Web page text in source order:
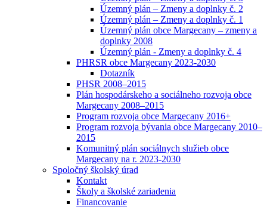
Územný plán – Zmeny a doplnky č. 2
Územný plán – Zmeny a doplnky č. 1
Územný plán obce Margecany – zmeny a
doplnky 2008
Územný plán - Zmeny a doplnky č. 4
PHRSR obce Margecany 2023-2030
Dotazník
PHSR 2008–2015
Plán hospodárskeho a sociálneho rozvoja obce
Margecany 2008–2015
Program rozvoja obce Margecany 2016+
Program rozvoja bývania obce Margecany 2010–
2015
Komunitný plán sociálnych služieb obce
Margecany na r. 2023-2030
Spoločný školský úrad
Kontakt
Školy a školské zariadenia
Financovanie